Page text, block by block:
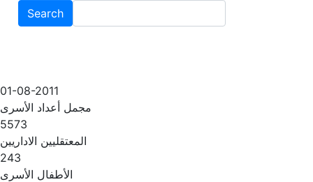
Search
01-08-2011
مجمل أعداد الأسرى
5573
المعتقليين الاداريين
243
الأطفال الأسرى